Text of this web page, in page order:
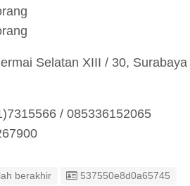
Selatan XIII / 30,
/ 085336152065
berakhir Listing ID
537550e8d0a65745